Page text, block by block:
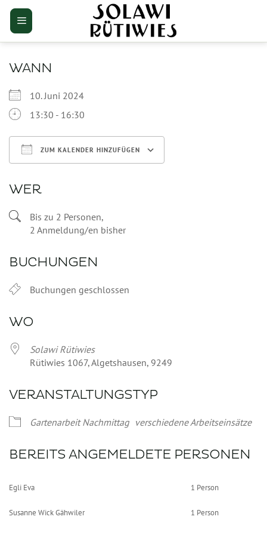
Zum
Inhalt
springen
WANN
10. Juni 2024
13:30 - 16:30
ZUM KALENDER HINZUFÜGEN
WER
Bis zu 2 Personen,
2 Anmeldung/en bisher
BUCHUNGEN
Buchungen geschlossen
WO
Solawi Rütiwies
Rütiwies 1067, Algetshausen, 9249
VERANSTALTUNGSTYP
Gartenarbeit Nachmittag verschiedene Arbeitseinsätze
BEREITS ANGEMELDETE PERSONEN
Egli Eva 1 Person
Susanne Wick Gähwiler 1 Person